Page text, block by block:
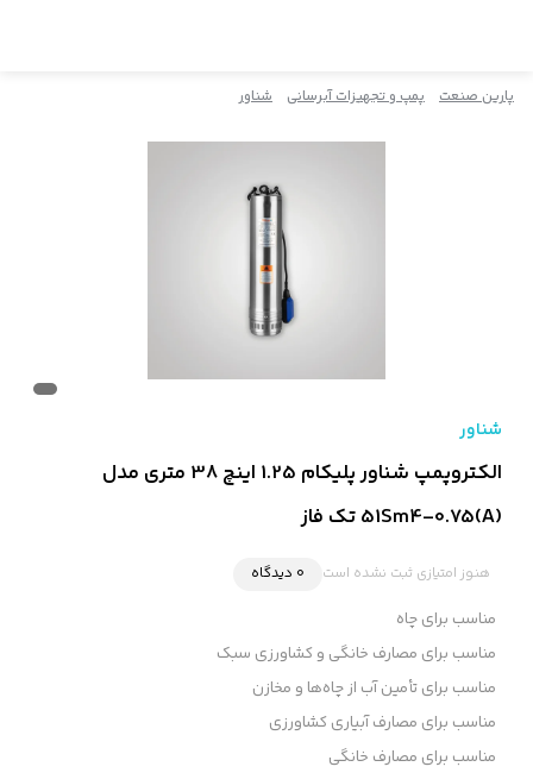
پارین صنعت پمپ و تجهیزات آبرسانی شناور
شناور
الکتروپمپ شناور پلیکام 1.25 اینچ 38 متری مدل
51Sm4-0.75(A) تک‌ فاز
هنوز امتیازی ثبت نشده است 0 دیدگاه
مناسب برای چاه
مناسب برای مصارف خانگی و کشاورزی سبک
مناسب برای تأمین آب از چاه‌ها و مخازن
مناسب برای مصارف آبیاری کشاورزی
مناسب برای مصارف خانگی